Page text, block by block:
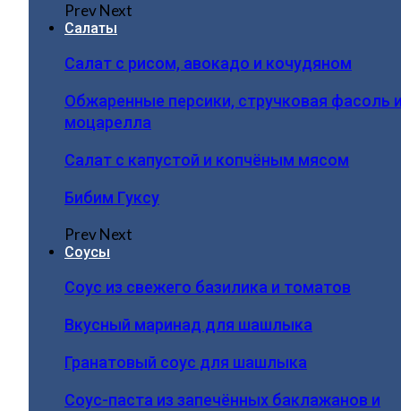
PrevNext
Салаты
Салат с рисом, авокадо и кочудяном
Обжаренные персики, стручковая фасоль
моцарелла
Салат с капустой и копчёным мясом
Бибим Гуксу
PrevNext
Соусы
Соус из свежего базилика и томатов
Вкусный маринад для шашлыка
Гранатовый соус для шашлыка
Соус-паста из запечённых баклажанов и